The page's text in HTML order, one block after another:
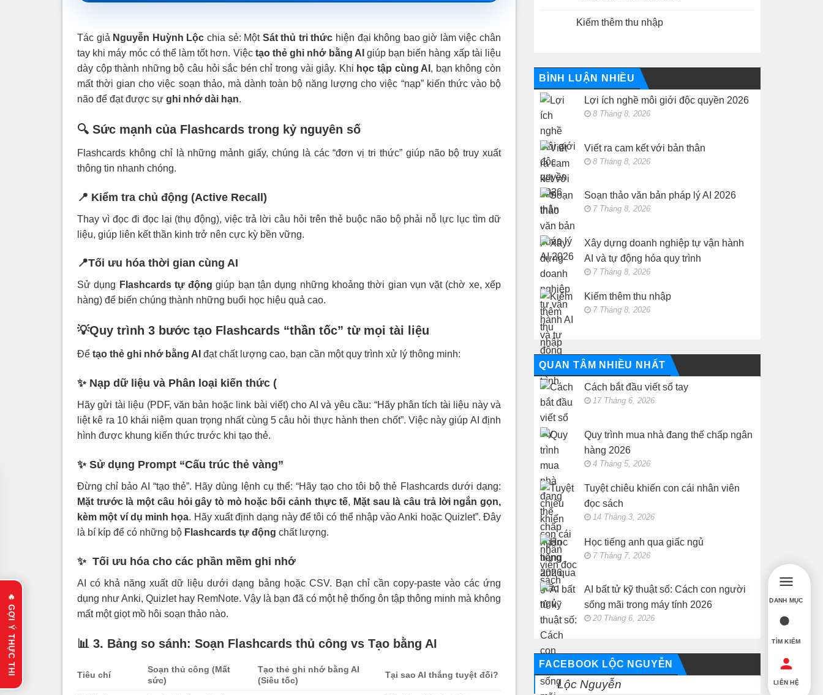
Tác giả Nguyễn Huỳnh Lộc chia sẻ: Một Sát thủ tri thức hiện đại không bao giờ làm việc chân
tay khi máy móc có thể làm tốt hơn. Việc tạo thẻ ghi nhớ bằng AI giúp bạn biến hàng xấp tài liệu
dày cộp thành những bộ câu hỏi sắc bén chỉ trong vài giây. Khi học tập cùng AI , bạn không còn
mất thời gian cho việc soạn thảo, mà dành toàn bộ năng lượng cho việc “nạp” kiến thức vào bộ
não để đạt được sự ghi nhớ dài hạn.
🔍 Sức mạnh của Flashcards trong kỷ nguyên số
Flashcards không chỉ là những mảnh giấy, chúng là các “đơn vị tri thức” giúp não bộ truy xuất
thông tin nhanh chóng.
📍 Kiểm tra chủ động (Active Recall)
Thay vì đọc đi đọc lại (thụ động), việc trả lời câu hỏi trên thẻ buộc não bộ phải nỗ lực lục tìm dữ
liệu, giúp liên kết thần kinh trở nên cực kỳ bền vững.
📍Tối ưu hóa thời gian cùng AI
Sử dụng Flashcards tự động giúp bạn tận dụng những khoảng thời gian vụn vặt (chờ xe, xếp
hàng) để biến chúng thành những buổi học hiệu quả cao.
💡Quy trình 3 bước tạo Flashcards “thần tốc” từ mọi tài liệu
Để tạo thẻ ghi nhớ bằng AI đạt chất lượng cao, bạn cần một quy trình xử lý thông minh:
✨ Nạp dữ liệu và Phân loại kiến thức (
Hãy gửi tài liệu (PDF, văn bản hoặc link bài viết) cho AI và yêu cầu: “Hãy phân tích tài liệu này và
liệt kê ra 10 khái niệm quan trọng nhất cùng 5 câu hỏi thực hành then chốt”. Việc này giúp AI định
hình được khung kiến thức trước khi tạo thẻ.
✨ Sử dụng Prompt “Cấu trúc thẻ vàng”
Đừng chỉ bảo AI “tạo thẻ”. Hãy dùng lệnh cụ thể: “Hãy tạo cho tôi bộ thẻ Flashcards dưới dạng:
Mặt trước là một câu hỏi gây tò mò hoặc bối cảnh thực tế, Mặt sau là câu trả lời ngắn gọn,
kèm một ví dụ minh họa. Hãy xuất định dạng này để tôi có thể nhập vào Anki hoặc Quizlet”. Đây
là bí kíp để có những bộ Flashcards tự động chất lượng.
✨ Tối ưu hóa cho các phần mềm ghi nhớ
AI có khả năng xuất dữ liệu dưới dạng bảng hoặc CSV. Bạn chỉ cần copy-paste vào các ứng
dụng như Anki, Quizlet hay RemNote. Vậy là bạn đã có một hệ thống ôn tập thông minh mà không
mất một giọt mồ hôi soạn thảo nào.
📊 3. Bảng so sánh: Soạn Flashcards thủ công vs Tạo bằng AI
Tiêu chí
Soạn thủ công (Mất
sức)
Tạo thẻ ghi nhớ bằng AI
(Siêu tốc)
Tại sao AI thắng tuyệt đối?
bản
pháp
bình
nghiệp
tự
vận
hành
quy
trình
Kiếm thêm thu nhập
ở
Kiếm
thêm
thu
nhập
BÌNH LUẬN NHIỀU
Lợi ích nghề môi giới độc quyền 2026
8 Tháng 8, 2026
Viết ra cam kết với bản thân
8 Tháng 8, 2026
Soạn thảo văn bản pháp lý AI 2026
7 Tháng 8, 2026
Xây dựng doanh nghiệp tự vận hành
AI và tự động hóa quy trình
7 Tháng 8, 2026
Kiếm thêm thu nhập
7 Tháng 8, 2026
QUAN TÂM NHIỀU NHẤT
Cách bắt đầu viết sổ tay
17 Tháng 6, 2026
Quy trình mua nhà đang thế chấp ngân
hàng 2026
4 Tháng 5, 2026
Tuyệt chiêu khiến con cái nhân viên
đọc sách
14 Tháng 3, 2026
Học tiếng anh qua giấc ngủ
7 Tháng 7, 2026
AI bất tử kỹ thuật số: Cách con người
sống mãi trong máy tính 2026
20 Tháng 6, 2026
FACEBOOK LỘC NGUYỄN
Lộc Nguyễn
🔥 GỢI Ý THỰC THI DANH MỤC
TÌM KIẾM
LIÊN HỆ